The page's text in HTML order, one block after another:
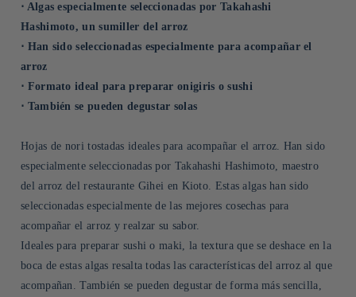
⋅ Algas especialmente seleccionadas por Takahashi
Hashimoto, un sumiller del arroz
⋅ Han sido seleccionadas especialmente para acompañar el
arroz
⋅ Formato ideal para preparar onigiris o sushi
⋅ También se pueden degustar solas
Hojas de nori tostadas ideales para acompañar el arroz. Han sido
especialmente seleccionadas por Takahashi Hashimoto, maestro
del arroz del restaurante Gihei en Kioto. Estas algas han sido
seleccionadas especialmente de las mejores cosechas para
acompañar el arroz y realzar su sabor.
Ideales para preparar sushi o maki, la textura que se deshace en la
boca de estas algas resalta todas las características del arroz al que
acompañan. También se pueden degustar de forma más sencilla,